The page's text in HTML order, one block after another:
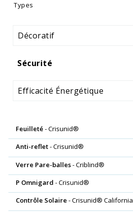
Types
Décoratif
Sécurité
Efficacité Énergétique
Feuilleté - Crisunid®
Anti-reflet- Crisunid®
Verre Pare-balles- Criblind®
P Omnigard - Crisunid®
Contrôle Solaire - Crisunid® California